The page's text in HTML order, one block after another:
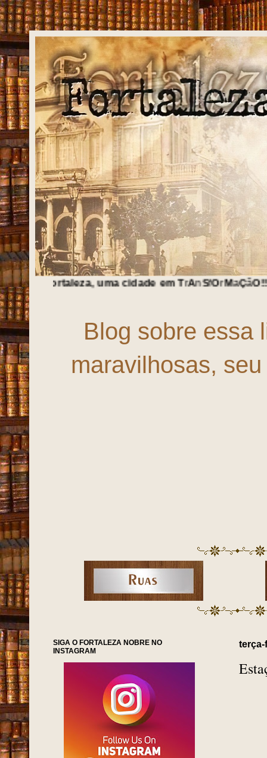
uma cidade emTrAnSfOrMaÇãO!!!
Blog sobre essa
maravilhosas,
terça-
SIGA O FORTALEZA NOBRE NO
INSTAGRAM